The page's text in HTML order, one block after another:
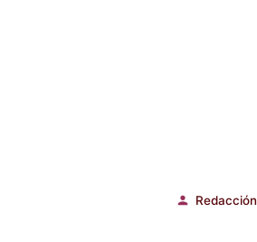
Publicado
Redacción